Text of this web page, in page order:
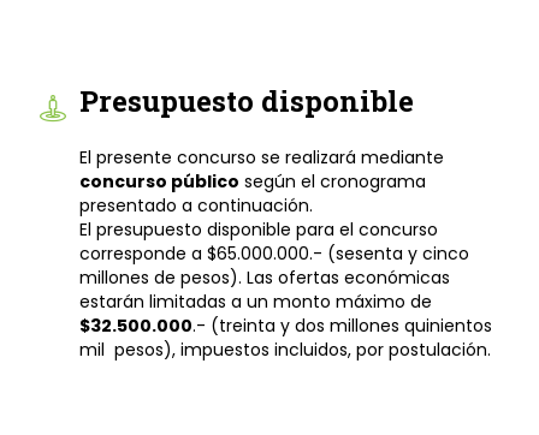
Presupuesto disponible
El presente concurso se realizará mediante
concurso público según el cronograma
presentado a continuación.
El presupuesto disponible para el concurso
corresponde a $65.000.000.- (sesenta y cinco
millones de pesos). Las ofertas económicas
estarán limitadas a un monto máximo de
$32.500.000.- (treinta y dos millones quinientos
mil pesos), impuestos incluidos, por postulación.